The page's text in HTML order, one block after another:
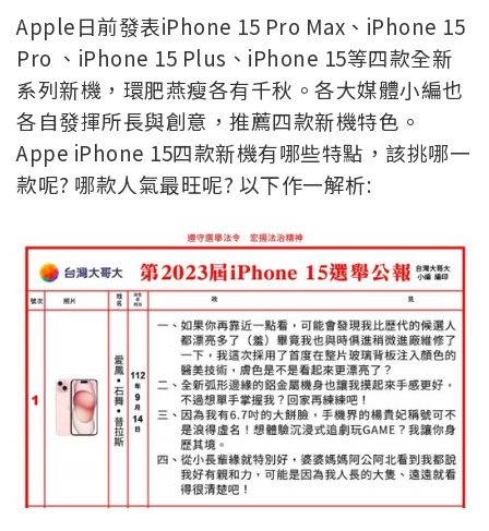
Apple日前發表iPhone 15 Pro Max、iPhone 15
Pro 、iPhone 15 Plus、iPhone 15等四款全新
系列新機，環肥燕瘦各有千秋。各大媒體小編也
各自發揮所長與創意，推薦四款新機特色。
Appe iPhone 15四款新機有哪些特點，該挑哪一
款呢? 哪款人氣最旺呢? 以下作一解析: